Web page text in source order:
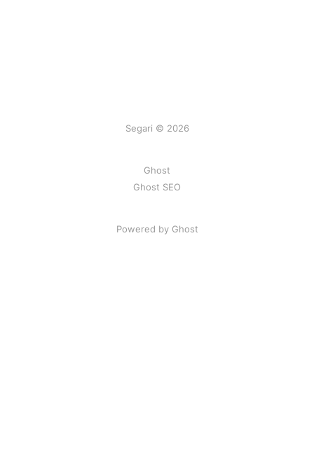
Segari © 2026
Ghost
Ghost SEO
Powered by Ghost